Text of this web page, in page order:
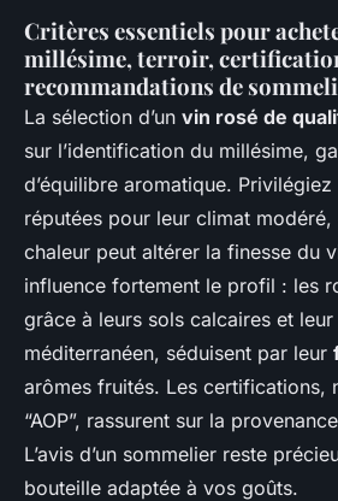
Critères essentiels pour
millésime, terroir,
recommandations de
La sélection d’un vin rosé de
sur l’identification du millésime,
d’équilibre aromatique. Privilégiez
réputées pour leur climat modéré,
chaleur peut altérer la finesse du
influence fortement le profil : les
grâce à leurs sols calcaires et
méditerranéen, séduisent par leur
arômes fruités. Les certifications,
“AOP”, rassurent sur la
L’avis d’un sommelier reste
bouteille adaptée à vos goûts.